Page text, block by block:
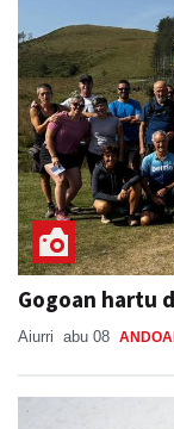
Gogoan hartu
Aiurri abu 08